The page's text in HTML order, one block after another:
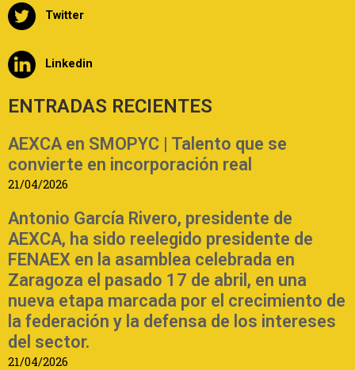
Twitter
Linkedin
ENTRADAS RECIENTES
AEXCA en SMOPYC | Talento que se
convierte en incorporación real
21/04/2026
Antonio García Rivero, presidente de
AEXCA, ha sido reelegido presidente de
FENAEX en la asamblea celebrada en
Zaragoza el pasado 17 de abril, en una
nueva etapa marcada por el crecimiento de
la federación y la defensa de los intereses
del sector.
21/04/2026